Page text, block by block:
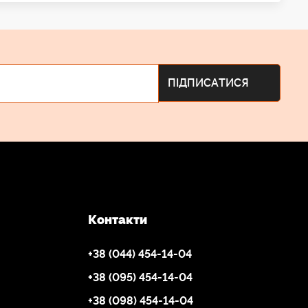
та мережі в різний час доби з урахуванням
наприклад бойлер, і залишками надлишкової
Контакти
+38 (044) 454-14-04
+38 (095) 454-14-04
+38 (098) 454-14-04